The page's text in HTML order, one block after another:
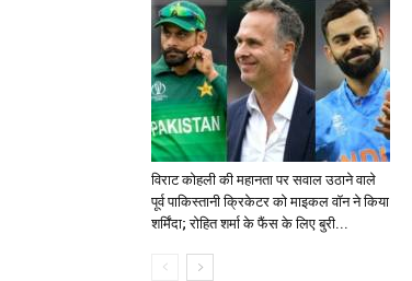
विराट कोहली की महानता पर सवाल उठाने वाले
पूर्व पाकिस्तानी क्रिकेटर को माइकल वॉन ने किया
शर्मिंदा; रोहित शर्मा के फैंस के लिए बुरी...